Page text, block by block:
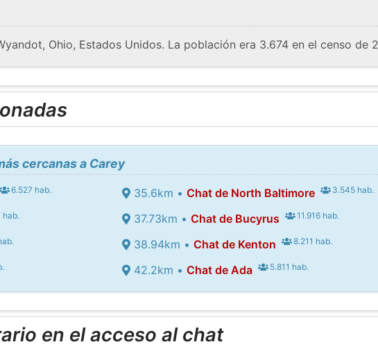
Ohio, Estados Unidos. La población era 3.674 en el censo de
cercanas a Carey
6.527 hab.
hab.
35.6km •Chat de North Baltimore 3.545 hab.
37.73km •Chat de Bucyrus 11.916 hab.
38.94km •Chat de Kenton 8.211 hab.
42.2km •Chat de Ada 5.811 hab.
en el acceso al chat